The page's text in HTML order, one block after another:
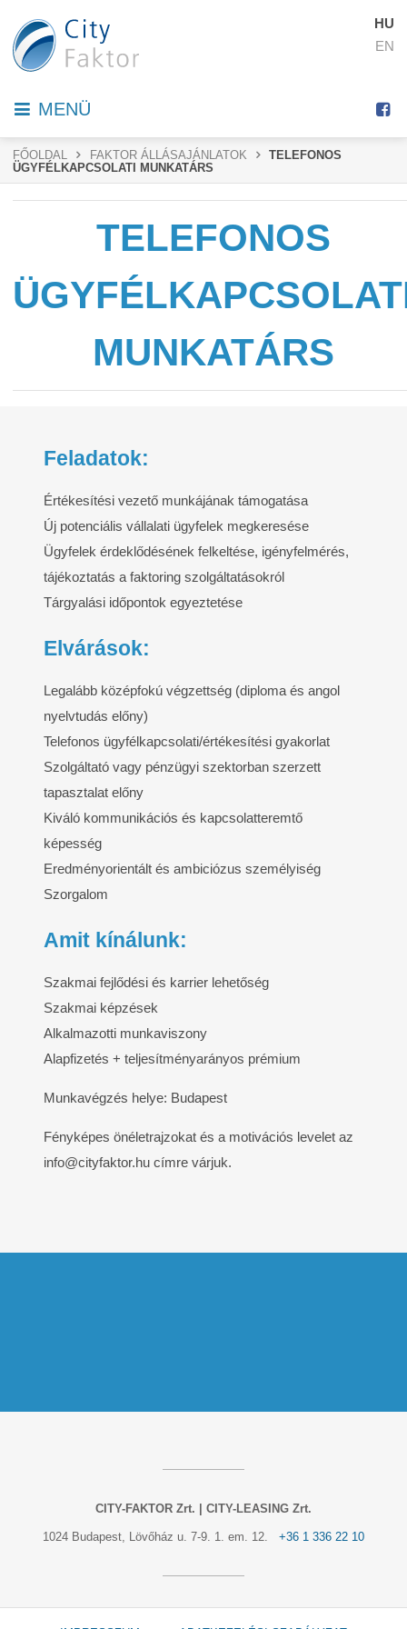
MENÜ
HU
EN
FŐOLDAL FAKTOR ÁLLÁSAJÁNLATOK
TELEFONOS
ÜGYFÉLKAPCSOLATI MUNKATÁRS
TELEFONOS
MUNKATÁRS
Feladatok:
Értékesítési vezető munkájának támogatása
Új potenciális vállalati ügyfelek megkeresése
Ügyfelek érdeklődésének felkeltése, igényfelmérés,
tájékoztatás a faktoring szolgáltatásokról
Tárgyalási időpontok egyeztetése
Elvárások:
Legalább középfokú végzettség (diploma és angol
nyelvtudás előny)
Telefonos ügyfélkapcsolati/értékesítési gyakorlat
Szolgáltató vagy pénzügyi szektorban szerzett
tapasztalat előny
Kiváló kommunikációs és kapcsolatteremtő
képesség
Eredményorientált és ambiciózus személyiség
Szorgalom
Amit kínálunk:
Szakmai fejlődési és karrier lehetőség
Szakmai képzések
Alkalmazotti munkaviszony
Alapfizetés + teljesítményarányos prémium
Munkavégzés helye: Budapest
Fényképes önéletrajzokat és a motivációs levelet az
info@cityfaktor.hu címre várjuk.
CITY-FAKTOR Zrt. | CITY-LEASING Zrt.
1024 Budapest, Lövőház u. 7-9. 1. em. 12. +36 1 336 22 10